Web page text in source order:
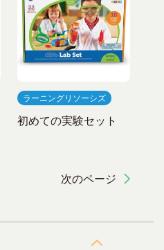
ラーニングリソーシズ
初めての実験セット
次のページ